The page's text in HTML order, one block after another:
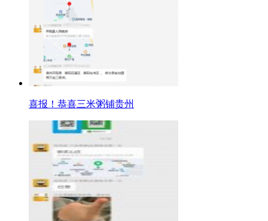
喜报！恭喜三米粥铺贵州